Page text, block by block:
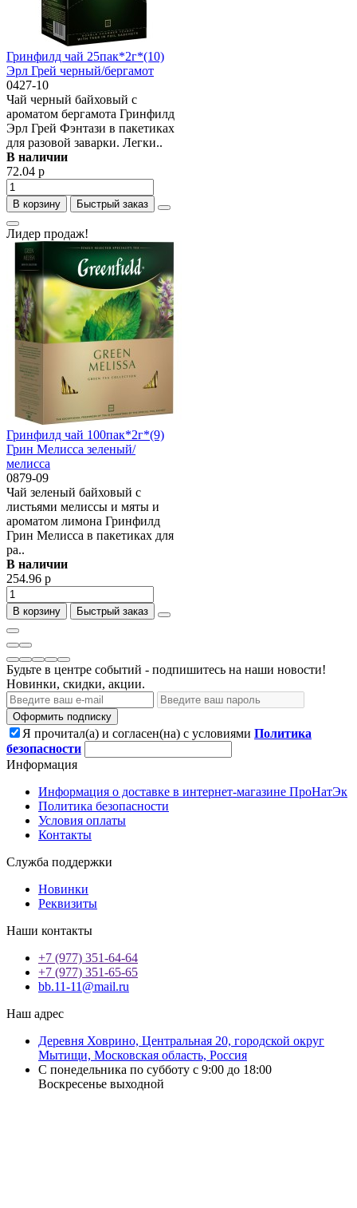
Гринфилд чай 25пак*2г*(10)
Эрл Грей черный/бергамот
0427-10
Чай черный байховый с
ароматом бергамота Гринфилд
Эрл Грей Фэнтази в пакетиках
для разовой заварки. Легки..
В наличии
72.04 р
В корзину Быстрый заказ
Лидер продаж!
Гринфилд чай 100пак*2г*(9)
Грин Мелисса зеленый/
мелисса
0879-09
Чай зеленый байховый с
листьями мелиссы и мяты и
ароматом лимона Гринфилд
Грин Мелисса в пакетиках для
ра..
В наличии
254.96 р
В корзину Быстрый заказ
Будьте в центре событий - подпишитесь на наши новости!
Новинки, скидки, акции.
Оформить подписку
Я прочитал(а) и согласен(на) с условиями Политика
безопасности
Информация
Информация о доставке в интернет-магазине ПроНатЭк
Политика безопасности
Условия оплаты
Контакты
Служба поддержки
Новинки
Реквизиты
Наши контакты
+7 (977) 351-64-64
+7 (977) 351-65-65
bb.11-11@mail.ru
Наш адрес
Деревня Ховрино, Центральная 20, городской округ
Мытищи, Московская область, Россия
С понедельника по субботу с 9:00 до 18:00
Воскресенье выходной